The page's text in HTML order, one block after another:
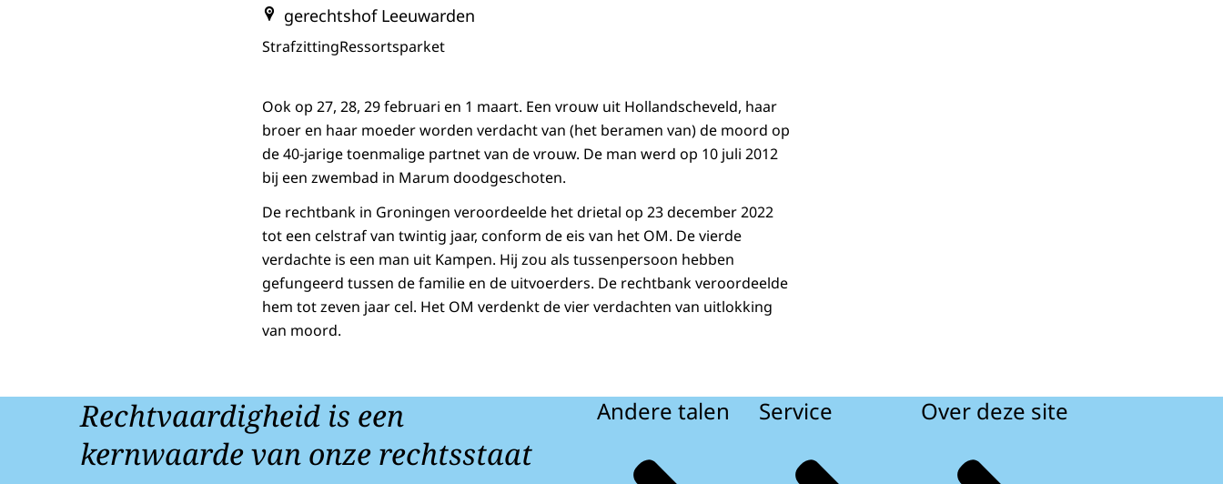
gerechtshof Leeuwarden
StrafzittingRessortsparket
Ook op 27, 28, 29 februari en 1 maart. Een vrouw uit Hollandscheveld, haar
broer en haar moeder worden verdacht van (het beramen van) de moord op
de 40-jarige toenmalige partnet van de vrouw. De man werd op 10 juli 2012
bij een zwembad in Marum doodgeschoten.
De rechtbank in Groningen veroordeelde het drietal op 23 december 2022
tot een celstraf van twintig jaar, conform de eis van het OM. De vierde
verdachte is een man uit Kampen. Hij zou als tussenpersoon hebben
gefungeerd tussen de familie en de uitvoerders. De rechtbank veroordeelde
hem tot zeven jaar cel. Het OM verdenkt de vier verdachten van uitlokking
van moord.
Rechtvaardigheid is een
kernwaarde van onze rechtsstaat
Andere talen Service Over deze site